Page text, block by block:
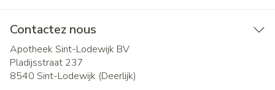
Contactez nous
Apotheek Sint-Lodewijk BV
Pladijsstraat 237
8540 Sint-Lodewijk (Deerlijk)